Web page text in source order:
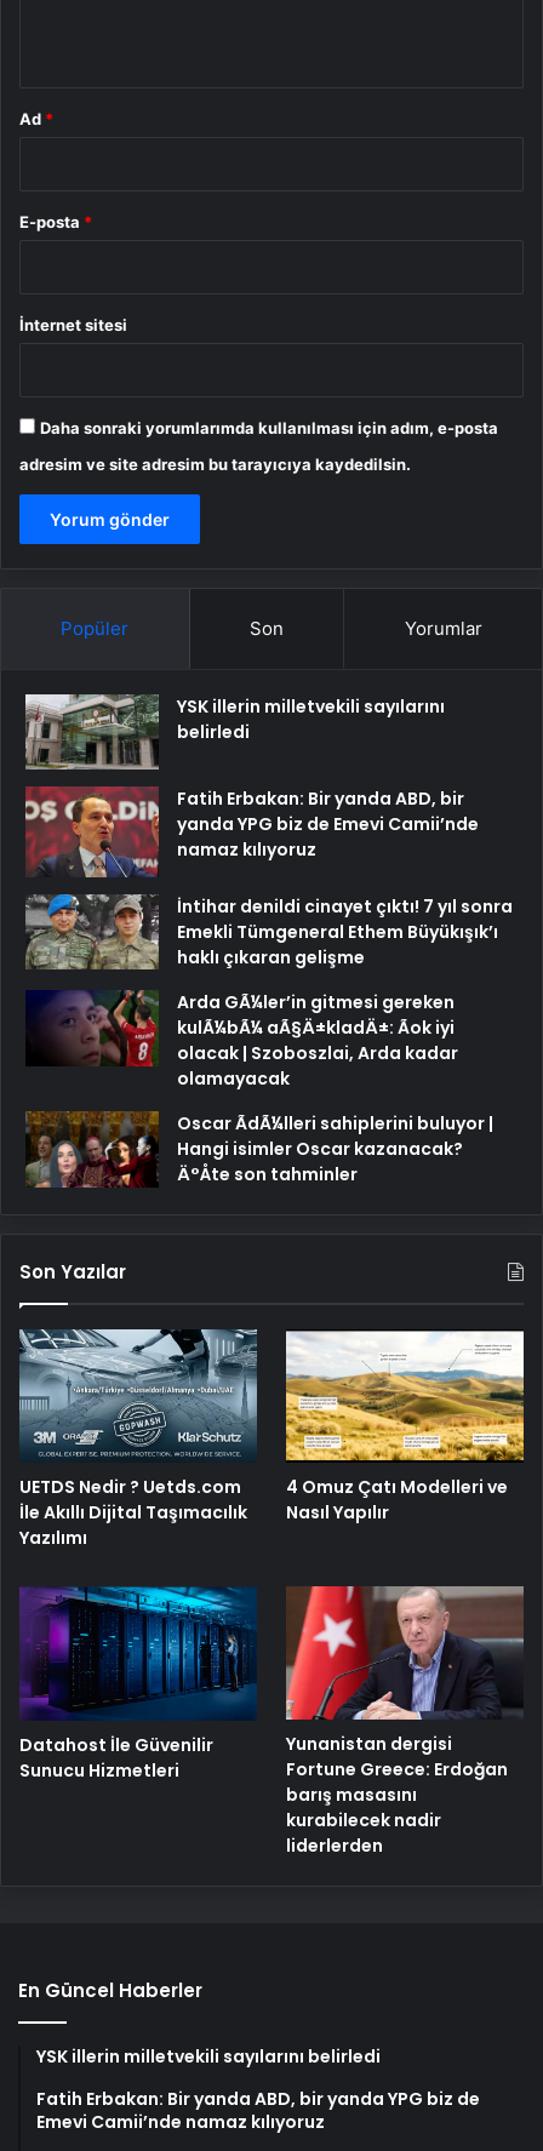
Ad *
E-posta *
İnternet sitesi
Daha sonraki yorumlarımda kullanılması için adım, e-posta
adresim ve site adresim bu tarayıcıya kaydedilsin.
Popüler Son Yorumlar
YSK illerin milletvekili sayılarını
belirledi
Fatih Erbakan: Bir yanda ABD, bir
yanda YPG biz de Emevi Camii’nde
namaz kılıyoruz
İntihar denildi cinayet çıktı! 7 yıl sonra
Emekli Tümgeneral Ethem Büyükışık’ı
haklı çıkaran gelişme
Arda GÃ¼ler’in gitmesi gereken
kulÃ¼bÃ¼ aÃ§Ä±kladÄ±: Ãok iyi
olacak | Szoboszlai, Arda kadar
olamayacak
Oscar ÃdÃ¼lleri sahiplerini buluyor |
Hangi isimler Oscar kazanacak?
Ä°Åte son tahminler
Son Yazılar
UETDS Nedir ? Uetds.com
İle Akıllı Dijital Taşımacılık
Yazılımı
4 Omuz Çatı Modelleri ve
Nasıl Yapılır
Datahost İle Güvenilir
Sunucu Hizmetleri
Yunanistan dergisi
Fortune Greece: Erdoğan
barış masasını
kurabilecek nadir
liderlerden
En Güncel Haberler
YSK illerin milletvekili sayılarını belirledi
Fatih Erbakan: Bir yanda ABD, bir yanda YPG biz de
Emevi Camii’nde namaz kılıyoruz